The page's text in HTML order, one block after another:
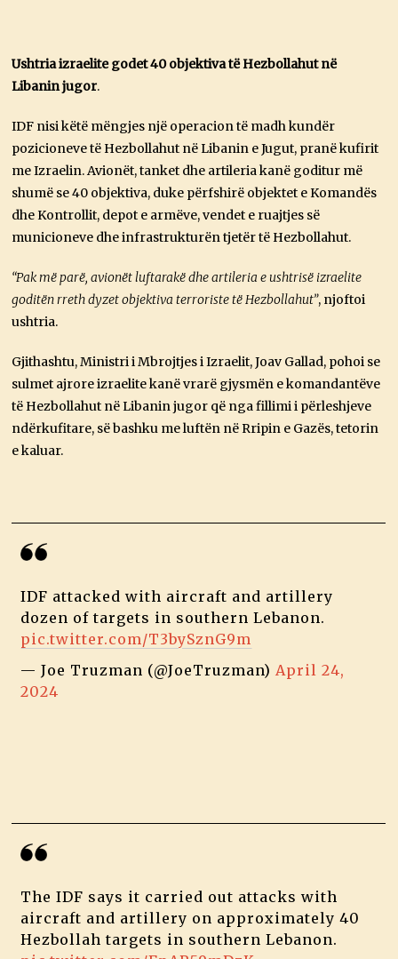
Ushtria izraelite godet 40 objektiva të Hezbollahut në
Libanin jugor.
IDF nisi këtë mëngjes një operacion të madh kundër
pozicioneve të Hezbollahut në Libanin e Jugut, pranë kufirit
me Izraelin. Avionët, tanket dhe artileria kanë goditur më
shumë se 40 objektiva, duke përfshirë objektet e Komandës
dhe Kontrollit, depot e armëve, vendet e ruajtjes së
municioneve dhe infrastrukturën tjetër të Hezbollahut.
“Pak më parë, avionët luftarakë dhe artileria e ushtrisë izraelite
goditën rreth dyzet objektiva terroriste të Hezbollahut”, njoftoi
ushtria.
Gjithashtu, Ministri i Mbrojtjes i Izraelit, Joav Gallad, pohoi se
sulmet ajrore izraelite kanë vrarë gjysmën e komandantëve
të Hezbollahut në Libanin jugor që nga fillimi i përleshjeve
ndërkufitare, së bashku me luftën në Rripin e Gazës, tetorin
e kaluar.
IDF attacked with aircraft and artillery
dozen of targets in southern Lebanon.
pic.twitter.com/T3bySznG9m
— Joe Truzman (@JoeTruzman) April 24,
2024
The IDF says it carried out attacks with
aircraft and artillery on approximately 40
Hezbollah targets in southern Lebanon.